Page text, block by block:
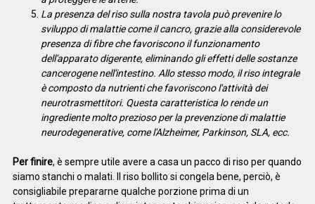
La presenza del riso sulla nostra tavola può prevenire lo
sviluppo di malattie come il cancro, grazie alla considerevole
presenza di fibre che favoriscono il funzionamento
dell'apparato digerente, eliminando gli effetti delle sostanze
cancerogene nell'intestino. Allo stesso modo, il riso integrale
è composto da nutrienti che favoriscono l'attività dei
neurotrasmettitori. Questa caratteristica lo rende un
ingrediente molto prezioso per la prevenzione di malattie
neurodegenerative, come l'Alzheimer, Parkinson, SLA, ecc.
Per finire, è sempre utile avere a casa un pacco di riso per quando
siamo stanchi o malati. Il riso bollito si congela bene, perciò, è
consigliabile prepararne qualche porzione prima di un